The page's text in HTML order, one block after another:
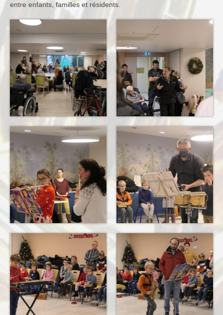
Blog
Harmonie
Historique
Concours
Direction
Vie de l’Orchestre
Répertoire Musical
Calendrier
Blog
Terkabrass
Historique
Direction
Répertoire Musical
Contact
entre enfants, familles et résidents.